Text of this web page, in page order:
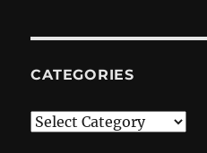
CATEGORIES
Categories